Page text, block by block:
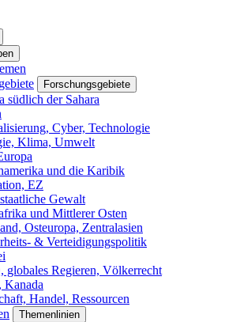
Forschungsgebiete
südlich der Sahara
Cyber, Technologie
Klima, Umwelt
und die Karibik
EZ
Gewalt
und Mittlerer Osten
Osteuropa, Zentralasien
& Verteidigungspolitik
globales Regieren, Völkerrecht
Kanada
Handel, Ressourcen
Themenlinien